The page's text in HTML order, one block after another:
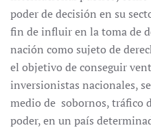
poder de decisión en su
fin de influir en la toma de
nación como sujeto de
el objetivo de conseguir
inversionistas nacionales,
medio de sobornos, tráfico
poder, en un país